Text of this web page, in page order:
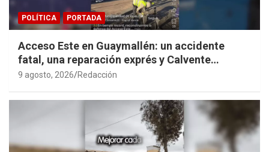
POLÍTICA PORTADA
Acceso Este en Guaymallén: un accidente
fatal, una reparación exprés y Calvente
haciendo propaganda personal
9 agosto, 2026 Redacción